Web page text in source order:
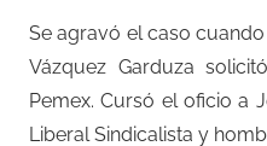
Se agravó el caso
Vázquez Garduza
Pemex. Cursó el oficio a
Liberal Sindicalista y